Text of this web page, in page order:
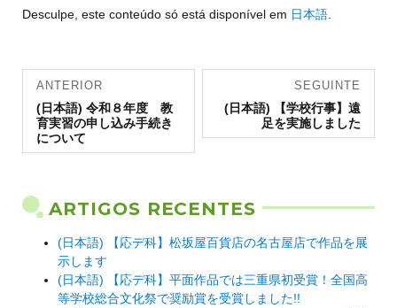
Desculpe, este conteúdo só está disponível em 日本語
Navegação
de artigos
ANTERIOR
Artigo
anterior:
(日本語) 令和８年度 教
育実習の申し込み手続き
について
SEGUINTE
Artigo
seguinte:
(日本語) 【学校行事】遠
足を実施しました
ARTIGOS RECENTES
(日本語) 【応デ科】松坂屋百貨店の名古屋店で作品を展
示します
(日本語) 【応デ科】平面作品では三重県初受賞！全国高
等学校総合文化祭で奨励賞を受賞しました!!